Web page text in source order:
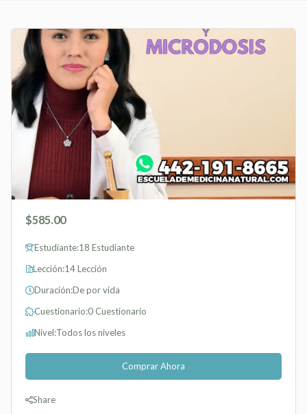
$585.00
Estudiante:18 Estudiante
Lección:14 Lección
Duración:De por vida
Cuestionario:0 Cuestionario
Nivel:Todos los niveles
Comprar Ahora
Share